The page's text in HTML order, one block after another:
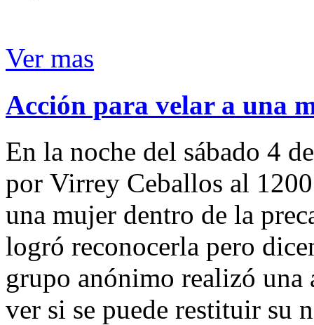
Ver mas
Acción para velar a una
En la noche del sábado 4
por Virrey Ceballos al
una mujer dentro de la
logró reconocerla pero
grupo anónimo realizó
ver si se puede restituir su